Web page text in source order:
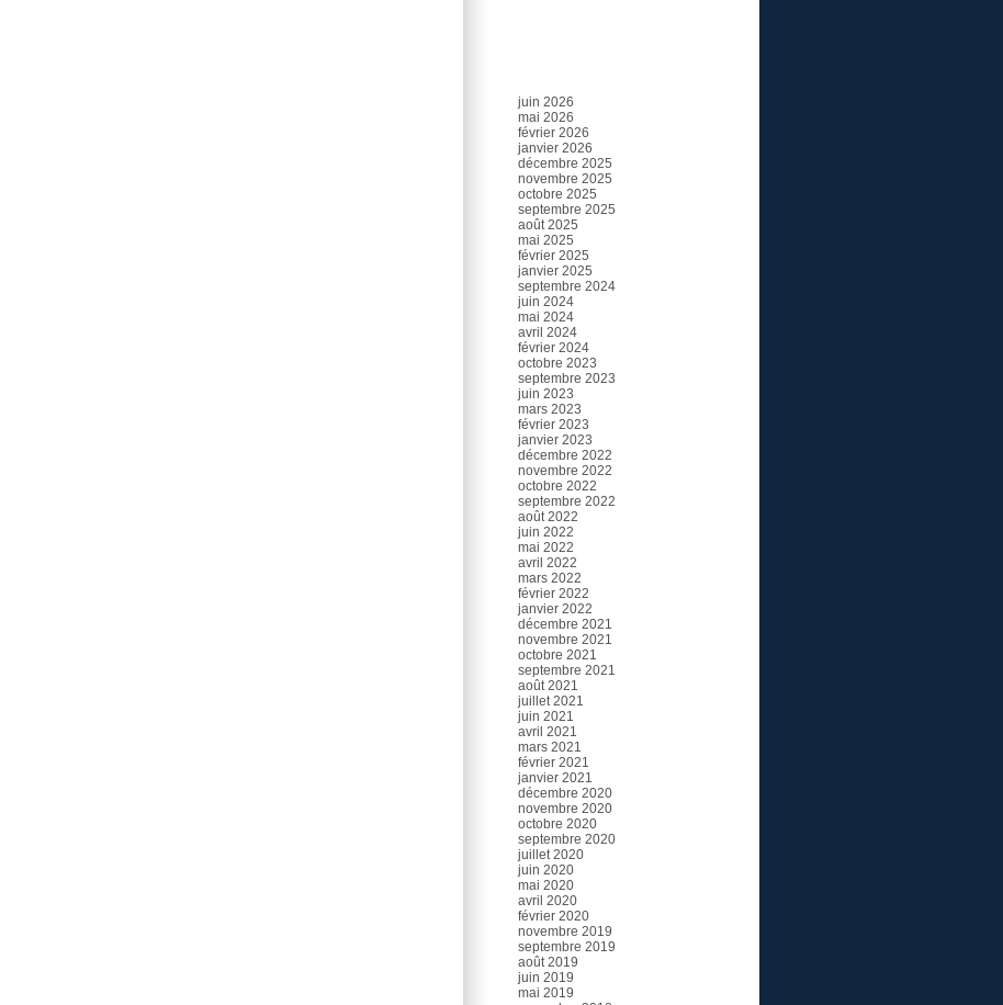
juin 2026
mai 2026
février 2026
janvier 2026
décembre 2025
novembre 2025
octobre 2025
septembre 2025
août 2025
mai 2025
février 2025
janvier 2025
septembre 2024
juin 2024
mai 2024
avril 2024
février 2024
octobre 2023
septembre 2023
juin 2023
mars 2023
février 2023
janvier 2023
décembre 2022
novembre 2022
octobre 2022
septembre 2022
août 2022
juin 2022
mai 2022
avril 2022
mars 2022
février 2022
janvier 2022
décembre 2021
novembre 2021
octobre 2021
septembre 2021
août 2021
juillet 2021
juin 2021
avril 2021
mars 2021
février 2021
janvier 2021
décembre 2020
novembre 2020
octobre 2020
septembre 2020
juillet 2020
juin 2020
mai 2020
avril 2020
février 2020
novembre 2019
septembre 2019
août 2019
juin 2019
mai 2019